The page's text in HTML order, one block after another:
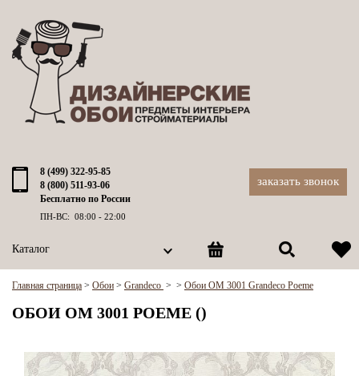
8 (499) 322-95-85
8 (800) 511-93-06
Бесплатно по России
ПН-ВС: 08:00 - 22:00
заказать звонок
Каталог
Главная страница > Обои > Grandeco > > Обои OM 3001 Grandeco Poeme
ОБОИ OM 3001 POEME ()